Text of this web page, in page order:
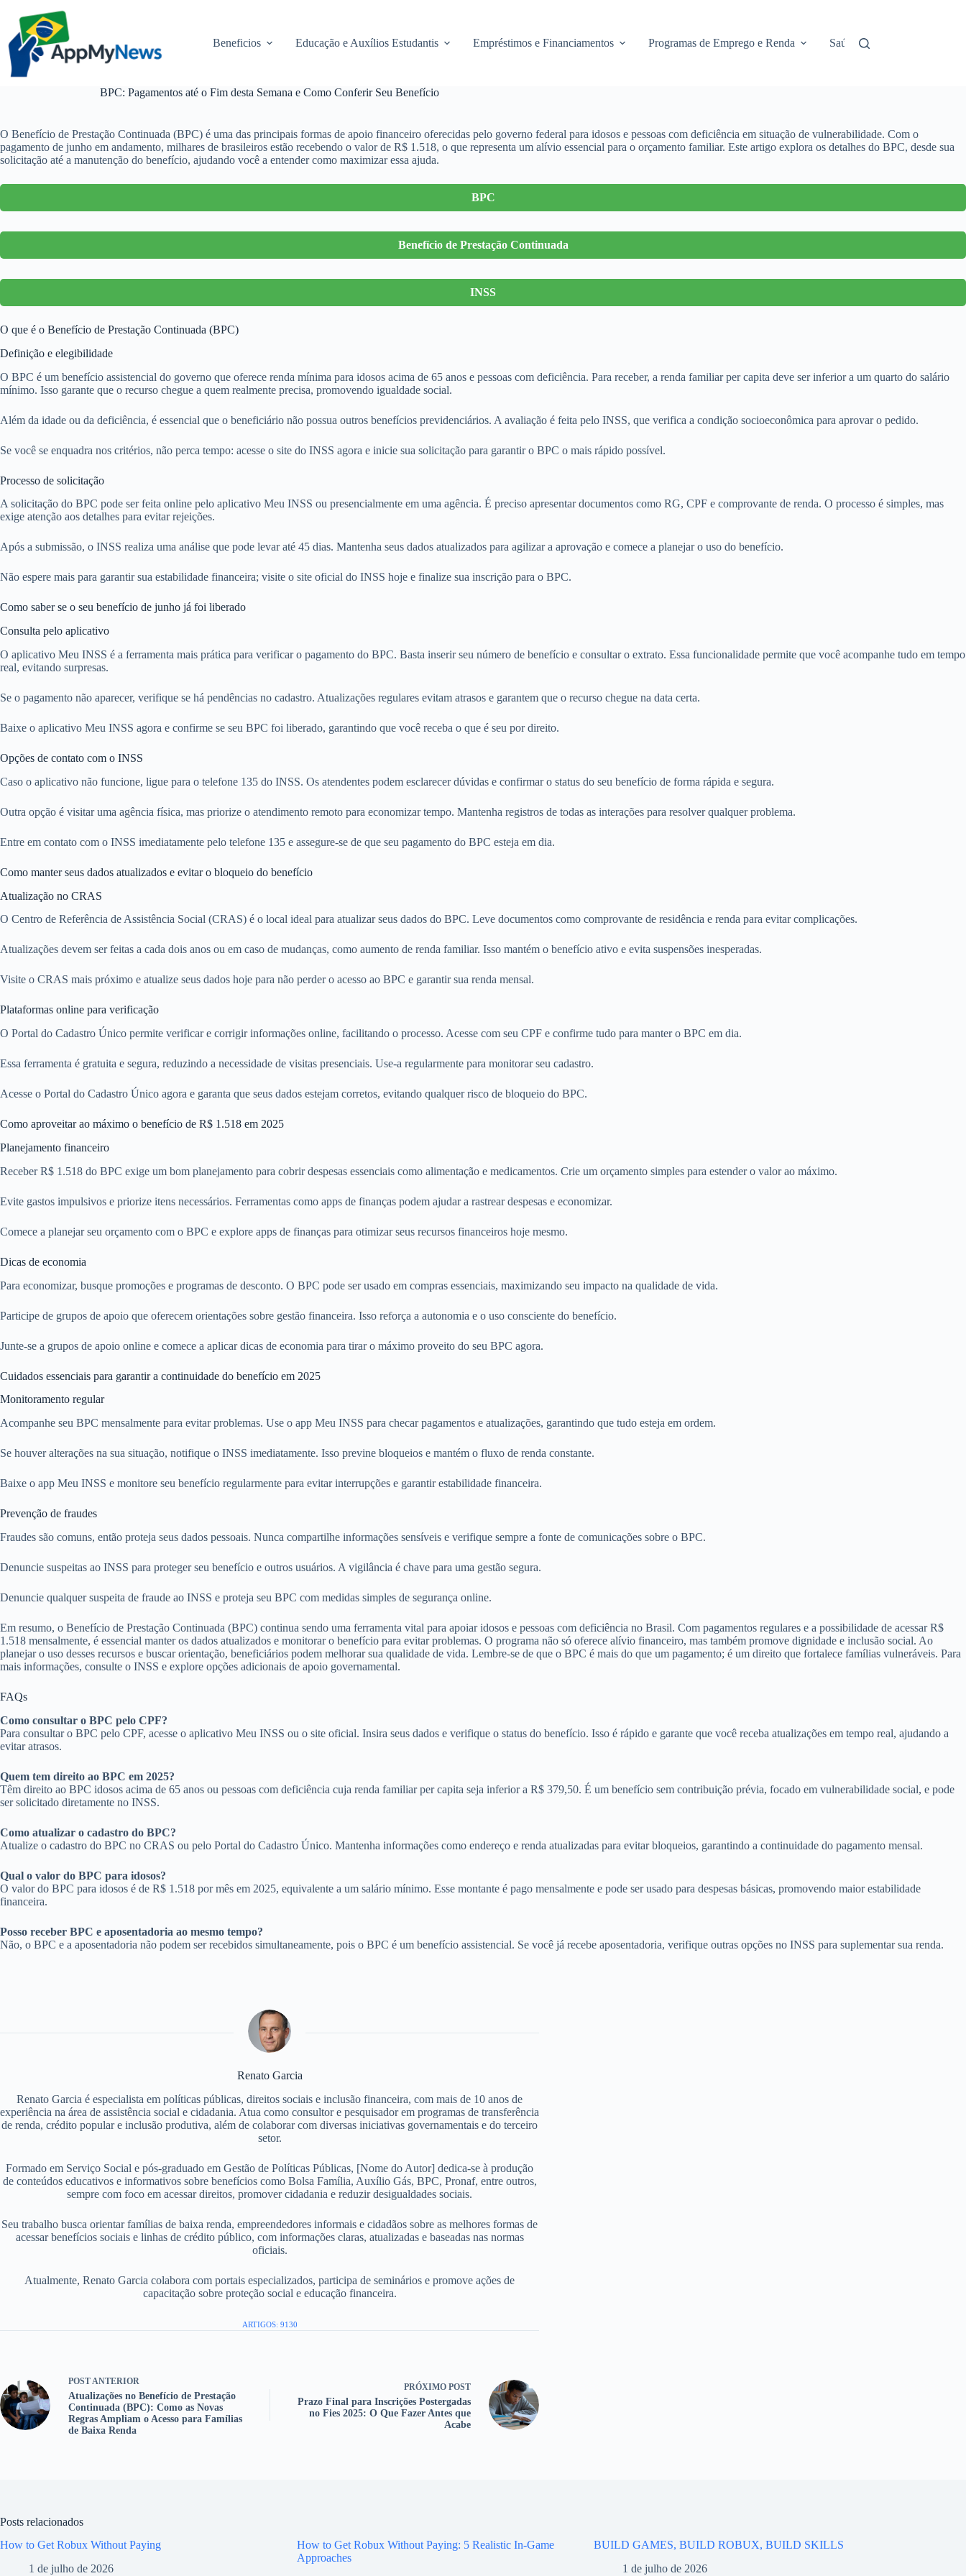
conteúdo
Beneficios Educação e Auxílios Estudantis Empréstimos e Financiamentos Programas de Emprego e Renda Saúde e Assistência
BPC: Pagamentos até o Fim desta Semana e Como Conferir Seu Benefício
O Benefício de Prestação Continuada (BPC) é uma das principais formas de apoio financeiro oferecidas pelo governo federal para idosos e pessoas com deficiência em situação de vulnerabilidade. Com o
pagamento de junho em andamento, milhares de brasileiros estão recebendo o valor de R$ 1.518, o que representa um alívio essencial para o orçamento familiar. Este artigo explora os detalhes do BPC, desde sua
solicitação até a manutenção do benefício, ajudando você a entender como maximizar essa ajuda.
BPC
Benefício de Prestação Continuada
INSS
O que é o Benefício de Prestação Continuada (BPC)
Definição e elegibilidade
O BPC é um benefício assistencial do governo que oferece renda mínima para idosos acima de 65 anos e pessoas com deficiência. Para receber, a renda familiar per capita deve ser inferior a um quarto do salário
mínimo. Isso garante que o recurso chegue a quem realmente precisa, promovendo igualdade social.
Além da idade ou da deficiência, é essencial que o beneficiário não possua outros benefícios previdenciários. A avaliação é feita pelo INSS, que verifica a condição socioeconômica para aprovar o pedido.
Se você se enquadra nos critérios, não perca tempo: acesse o site do INSS agora e inicie sua solicitação para garantir o BPC o mais rápido possível.
Processo de solicitação
A solicitação do BPC pode ser feita online pelo aplicativo Meu INSS ou presencialmente em uma agência. É preciso apresentar documentos como RG, CPF e comprovante de renda. O processo é simples, mas
exige atenção aos detalhes para evitar rejeições.
Após a submissão, o INSS realiza uma análise que pode levar até 45 dias. Mantenha seus dados atualizados para agilizar a aprovação e comece a planejar o uso do benefício.
Não espere mais para garantir sua estabilidade financeira; visite o site oficial do INSS hoje e finalize sua inscrição para o BPC.
Como saber se o seu benefício de junho já foi liberado
Consulta pelo aplicativo
O aplicativo Meu INSS é a ferramenta mais prática para verificar o pagamento do BPC. Basta inserir seu número de benefício e consultar o extrato. Essa funcionalidade permite que você acompanhe tudo em tempo
real, evitando surpresas.
Se o pagamento não aparecer, verifique se há pendências no cadastro. Atualizações regulares evitam atrasos e garantem que o recurso chegue na data certa.
Baixe o aplicativo Meu INSS agora e confirme se seu BPC foi liberado, garantindo que você receba o que é seu por direito.
Opções de contato com o INSS
Caso o aplicativo não funcione, ligue para o telefone 135 do INSS. Os atendentes podem esclarecer dúvidas e confirmar o status do seu benefício de forma rápida e segura.
Outra opção é visitar uma agência física, mas priorize o atendimento remoto para economizar tempo. Mantenha registros de todas as interações para resolver qualquer problema.
Entre em contato com o INSS imediatamente pelo telefone 135 e assegure-se de que seu pagamento do BPC esteja em dia.
Como manter seus dados atualizados e evitar o bloqueio do benefício
Atualização no CRAS
O Centro de Referência de Assistência Social (CRAS) é o local ideal para atualizar seus dados do BPC. Leve documentos como comprovante de residência e renda para evitar complicações.
Atualizações devem ser feitas a cada dois anos ou em caso de mudanças, como aumento de renda familiar. Isso mantém o benefício ativo e evita suspensões inesperadas.
Visite o CRAS mais próximo e atualize seus dados hoje para não perder o acesso ao BPC e garantir sua renda mensal.
Plataformas online para verificação
O Portal do Cadastro Único permite verificar e corrigir informações online, facilitando o processo. Acesse com seu CPF e confirme tudo para manter o BPC em dia.
Essa ferramenta é gratuita e segura, reduzindo a necessidade de visitas presenciais. Use-a regularmente para monitorar seu cadastro.
Acesse o Portal do Cadastro Único agora e garanta que seus dados estejam corretos, evitando qualquer risco de bloqueio do BPC.
Como aproveitar ao máximo o benefício de R$ 1.518 em 2025
Planejamento financeiro
Receber R$ 1.518 do BPC exige um bom planejamento para cobrir despesas essenciais como alimentação e medicamentos. Crie um orçamento simples para estender o valor ao máximo.
Evite gastos impulsivos e priorize itens necessários. Ferramentas como apps de finanças podem ajudar a rastrear despesas e economizar.
Comece a planejar seu orçamento com o BPC e explore apps de finanças para otimizar seus recursos financeiros hoje mesmo.
Dicas de economia
Para economizar, busque promoções e programas de desconto. O BPC pode ser usado em compras essenciais, maximizando seu impacto na qualidade de vida.
Participe de grupos de apoio que oferecem orientações sobre gestão financeira. Isso reforça a autonomia e o uso consciente do benefício.
Junte-se a grupos de apoio online e comece a aplicar dicas de economia para tirar o máximo proveito do seu BPC agora.
Cuidados essenciais para garantir a continuidade do benefício em 2025
Monitoramento regular
Acompanhe seu BPC mensalmente para evitar problemas. Use o app Meu INSS para checar pagamentos e atualizações, garantindo que tudo esteja em ordem.
Se houver alterações na sua situação, notifique o INSS imediatamente. Isso previne bloqueios e mantém o fluxo de renda constante.
Baixe o app Meu INSS e monitore seu benefício regularmente para evitar interrupções e garantir estabilidade financeira.
Prevenção de fraudes
Fraudes são comuns, então proteja seus dados pessoais. Nunca compartilhe informações sensíveis e verifique sempre a fonte de comunicações sobre o BPC.
Denuncie suspeitas ao INSS para proteger seu benefício e outros usuários. A vigilância é chave para uma gestão segura.
Denuncie qualquer suspeita de fraude ao INSS e proteja seu BPC com medidas simples de segurança online.
Em resumo, o Benefício de Prestação Continuada (BPC) continua sendo uma ferramenta vital para apoiar idosos e pessoas com deficiência no Brasil. Com pagamentos regulares e a possibilidade de acessar R$
1.518 mensalmente, é essencial manter os dados atualizados e monitorar o benefício para evitar problemas. O programa não só oferece alívio financeiro, mas também promove dignidade e inclusão social. Ao
planejar o uso desses recursos e buscar orientação, beneficiários podem melhorar sua qualidade de vida. Lembre-se de que o BPC é mais do que um pagamento; é um direito que fortalece famílias vulneráveis. Para
mais informações, consulte o INSS e explore opções adicionais de apoio governamental.
FAQs
Como consultar o BPC pelo CPF?
Para consultar o BPC pelo CPF, acesse o aplicativo Meu INSS ou o site oficial. Insira seus dados e verifique o status do benefício. Isso é rápido e garante que você receba atualizações em tempo real, ajudando a
evitar atrasos.
Quem tem direito ao BPC em 2025?
Têm direito ao BPC idosos acima de 65 anos ou pessoas com deficiência cuja renda familiar per capita seja inferior a R$ 379,50. É um benefício sem contribuição prévia, focado em vulnerabilidade social, e pode
ser solicitado diretamente no INSS.
Como atualizar o cadastro do BPC?
Atualize o cadastro do BPC no CRAS ou pelo Portal do Cadastro Único. Mantenha informações como endereço e renda atualizadas para evitar bloqueios, garantindo a continuidade do pagamento mensal.
Qual o valor do BPC para idosos?
O valor do BPC para idosos é de R$ 1.518 por mês em 2025, equivalente a um salário mínimo. Esse montante é pago mensalmente e pode ser usado para despesas básicas, promovendo maior estabilidade
financeira.
Posso receber BPC e aposentadoria ao mesmo tempo?
Não, o BPC e a aposentadoria não podem ser recebidos simultaneamente, pois o BPC é um benefício assistencial. Se você já recebe aposentadoria, verifique outras opções no INSS para suplementar sua renda.
Renato Garcia
Renato Garcia é especialista em políticas públicas, direitos sociais e inclusão financeira, com mais de 10 anos de
experiência na área de assistência social e cidadania. Atua como consultor e pesquisador em programas de transferência
de renda, crédito popular e inclusão produtiva, além de colaborar com diversas iniciativas governamentais e do terceiro
setor.
Formado em Serviço Social e pós-graduado em Gestão de Políticas Públicas, [Nome do Autor] dedica-se à produção
de conteúdos educativos e informativos sobre benefícios como Bolsa Família, Auxílio Gás, BPC, Pronaf, entre outros,
sempre com foco em acessar direitos, promover cidadania e reduzir desigualdades sociais.
Seu trabalho busca orientar famílias de baixa renda, empreendedores informais e cidadãos sobre as melhores formas de
acessar benefícios sociais e linhas de crédito público, com informações claras, atualizadas e baseadas nas normas
oficiais.
Atualmente, Renato Garcia colabora com portais especializados, participa de seminários e promove ações de
capacitação sobre proteção social e educação financeira.
ARTIGOS: 9130
POST ANTERIOR
Atualizações no Benefício de Prestação
Continuada (BPC): Como as Novas
Regras Ampliam o Acesso para Famílias
de Baixa Renda
PRÓXIMO POST
Prazo Final para Inscrições Postergadas
no Fies 2025: O Que Fazer Antes que
Acabe
Posts relacionados
How to Get Robux Without Paying
1 de julho de 2026
How to Get Robux Without Paying: 5 Realistic In-Game
Approaches
BUILD GAMES, BUILD ROBUX, BUILD SKILLS
1 de julho de 2026